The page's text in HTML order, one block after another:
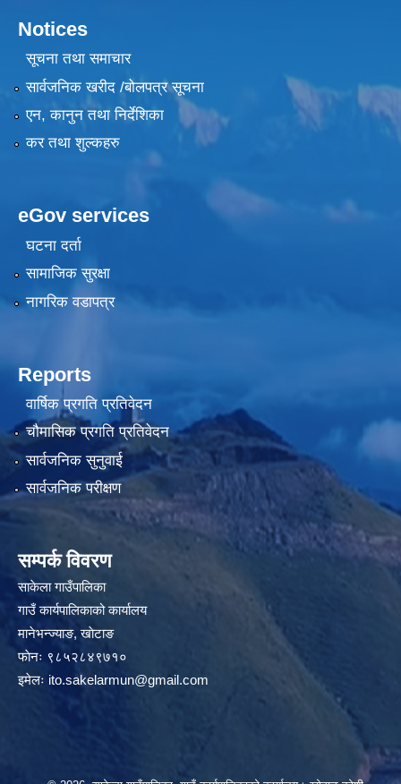
Notices
सूचना तथा समाचार
सार्वजनिक खरीद /बोलपत्र सूचना
एन, कानुन तथा निर्देशिका
कर तथा शुल्कहरु
eGov services
घटना दर्ता
सामाजिक सुरक्षा
नागरिक वडापत्र
Reports
वार्षिक प्रगति प्रतिवेदन
चौमासिक प्रगति प्रतिवेदन
सार्वजनिक सुनुवाई
सार्वजनिक परीक्षण
सम्पर्क विवरण
साकेला गाउँपालिका
गाउँ कार्यपालिकाको कार्यालय
मानेभन्ज्याङ, खाेटाङ
फाेनः ९८५२८४९७१०
इमेलः ito.sakelarmun@gmail.com